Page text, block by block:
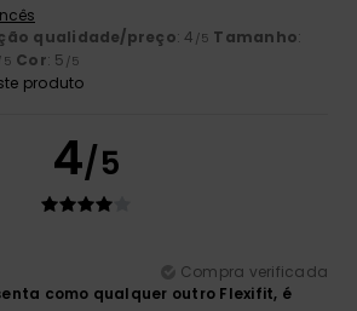
qualidade/preço: 4 /5 Tamanho:
Cor: 5 /5
produto
4/5
Compra verificada
como qualquer outro Flexifit, é